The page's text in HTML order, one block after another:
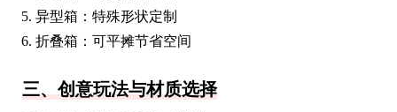
异型箱：特殊形状定制
折叠箱：可平摊节省空间
三、创意玩法与材质选择